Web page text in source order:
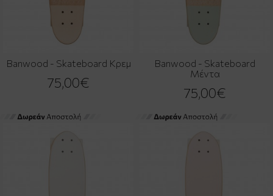
Banwood - Skateboard Κρεμ
75,00€
Banwood - Skateboard
Μέντα
75,00€